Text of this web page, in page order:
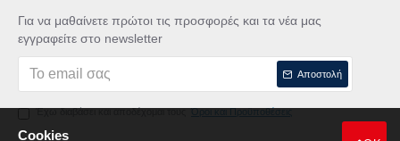
Για να μαθαίνετε πρώτοι τις προσφορές και τα νέα μας
εγγραφείτε στο newsletter
Αποστολή
Έχω διαβάσει και αποδέχομαι τους Όροι και Προϋποθέσεις
Cookies